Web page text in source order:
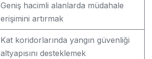
Geniş hacimli alanlarda müdahale
erişimini artırmak
Kat koridorlarında yangın güvenliği
altyapısını desteklemek